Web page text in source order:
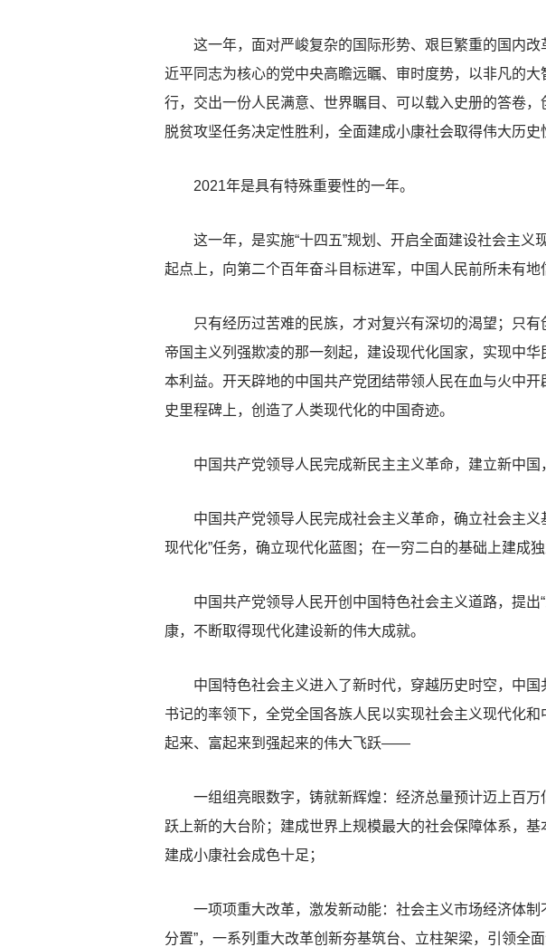
这一年，面对严峻复杂的国际形势、艰巨繁重的国内改
近平同志为核心的党中央高瞻远瞩、审时度势，以非凡的
行，交出一份人民满意、世界瞩目、可以载入史册的答卷
脱贫攻坚任务决定性胜利，全面建成小康社会取得伟大历
2021年是具有特殊重要性的一年。
这一年，是实施“十四五”规划、开启全面建设社会主义
起点上，向第二个百年奋斗目标进军，中国人民前所未有地
只有经历过苦难的民族，才对复兴有深切的渴望；只有
帝国主义列强欺凌的那一刻起，建设现代化国家，实现中
本利益。开天辟地的中国共产党团结带领人民在血与火中
史里程碑上，创造了人类现代化的中国奇迹。
中国共产党领导人民完成新民主主义革命，建立新中国
中国共产党领导人民完成社会主义革命，确立社会主义
现代化”任务，确立现代化蓝图；在一穷二白的基础上建成
中国共产党领导人民开创中国特色社会主义道路，提出“
康，不断取得现代化建设新的伟大成就。
中国特色社会主义进入了新时代，穿越历史时空，中国
书记的率领下，全党全国各族人民以实现社会主义现代化
起来、富起来到强起来的伟大飞跃——
一组组亮眼数字，铸就新辉煌：经济总量预计迈上百万
跃上新的大台阶；建成世界上规模最大的社会保障体系，
建成小康社会成色十足；
一项项重大改革，激发新动能：社会主义市场经济体制
分置”，一系列重大改革创新夯基筑台、立柱架梁，引领全